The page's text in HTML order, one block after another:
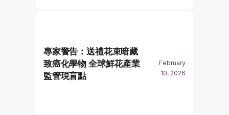
專家警告：送禮花束暗藏
致癌化學物 全球鮮花產業
監管現盲點
February
10, 2026